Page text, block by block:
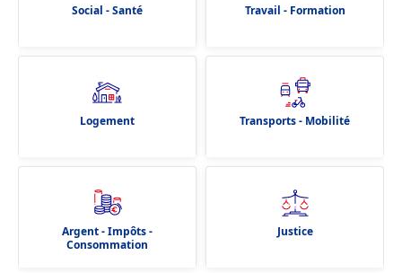
Social - Santé Travail - Formation
Logement Transports - Mobilité
Argent - Impôts -
Consommation
Justice